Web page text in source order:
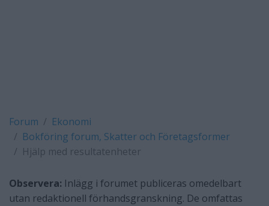
Forum
Ekonomi
Bokföring forum, Skatter och Företagsformer
Hjälp med resultatenheter
Observera: Inlägg i forumet publiceras omedelbart
utan redaktionell förhandsgranskning. De omfattas